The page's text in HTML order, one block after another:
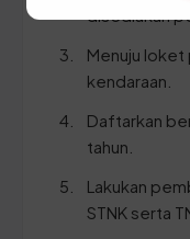
Menuju
kendaraan.
Daftarkan
tahun.
Lakukan
STNK serta